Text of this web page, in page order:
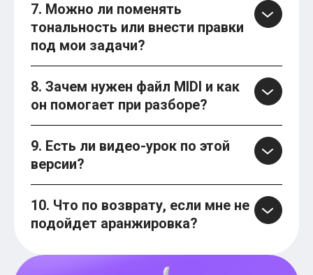
7. Можно ли поменять
тональность или внести правки
под мои задачи?
8. Зачем нужен файл MIDI и как
он помогает при разборе?
9. Есть ли видео-урок по этой
версии?
10. Что по возврату, если мне не
подойдет аранжировка?